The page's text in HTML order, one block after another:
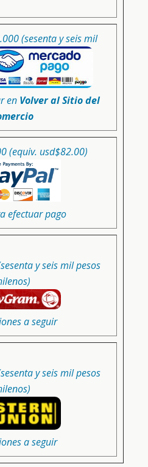
(sesenta y seis mil
en Volver al Sitio del
(equiv. usd$82.00)
efectuar pago
y seis mil pesos
a seguir
y seis mil pesos
a seguir